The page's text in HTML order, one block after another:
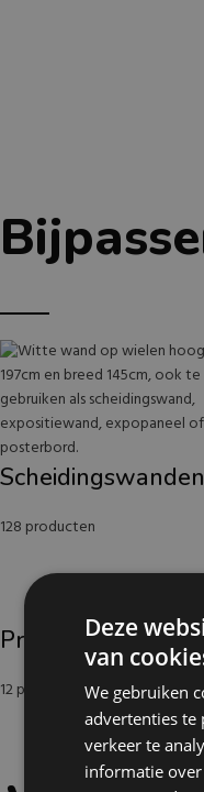
Scheidingswanden
128 producten
Prikbordwanden
12 producten
Deze
van
We gebruiken
advertenties te
verkeer te
informatie